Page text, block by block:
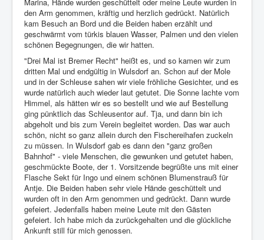
den Arm genommen, kräftig und herzlich gedrückt. Natürlich
kam Besuch an Bord und die Beiden haben erzählt und
geschwärmt vom türkis blauen Wasser, Palmen und den vielen
schönen Begegnungen, die wir hatten.
"Drei Mal ist Bremer Recht" heißt es, und so kamen wir zum
dritten Mal und endgültig in Wulsdorf an. Schon auf der Mole
und in der Schleuse sahen wir viele fröhliche Gesichter, und es
wurde natürlich auch wieder laut getutet. Die Sonne lachte vom
Himmel, als hätten wir es so bestellt und wie auf Bestellung
ging pünktlich das Schleusentor auf. Tja, und dann bin ich
abgeholt und bis zum Verein begleitet worden. Das war auch
schön, nicht so ganz allein durch den Fischereihafen zuckeln
zu müssen. In Wulsdorf gab es dann den "ganz großen
Bahnhof" - viele Menschen, die gewunken und getutet haben,
geschmückte Boote, der 1. Vorsitzende begrüßte uns mit einer
Flasche Sekt für Ingo und einem schönen Blumenstrauß für
Antje. Die Beiden haben sehr viele Hände geschüttelt und
wurden oft in den Arm genommen und gedrückt. Dann wurde
gefeiert. Jedenfalls haben meine Leute mit den Gästen
gefeiert. Ich habe mich da zurückgehalten und die glückliche
Ankunft still für mich genossen.